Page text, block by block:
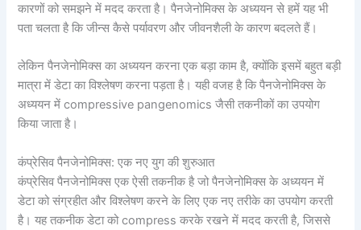
कारणों को समझने में मदद करता है। पैनजेनोमिक्स के अध्ययन से हमें यह भी
पता चलता है कि जीन्स कैसे पर्यावरण और जीवनशैली के कारण बदलते हैं।
लेकिन पैनजेनोमिक्स का अध्ययन करना एक बड़ा काम है, क्योंकि इसमें बहुत बड़ी
मात्रा में डेटा का विश्लेषण करना पड़ता है। यही वजह है कि पैनजेनोमिक्स के
अध्ययन में compressive pangenomics जैसी तकनीकों का उपयोग
किया जाता है।
कंप्रेसिव पैनजेनोमिक्स: एक नए युग की शुरुआत
कंप्रेसिव पैनजेनोमिक्स एक ऐसी तकनीक है जो पैनजेनोमिक्स के अध्ययन में
डेटा को संग्रहीत और विश्लेषण करने के लिए एक नए तरीके का उपयोग करती
है। यह तकनीक डेटा को compress करके रखने में मदद करती है, जिससे